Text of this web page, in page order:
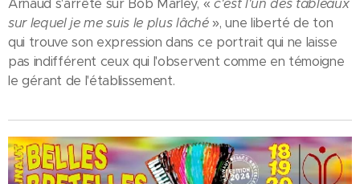
Arnaud s'arrête sur Bob Marley, « c'est l'un des tableaux
sur lequel je me suis le plus lâché», une liberté de ton
qui trouve son expression dans ce portrait qui ne laisse
pas indifférent ceux qui l'observent comme en témoigne
le gérant de l'établissement.